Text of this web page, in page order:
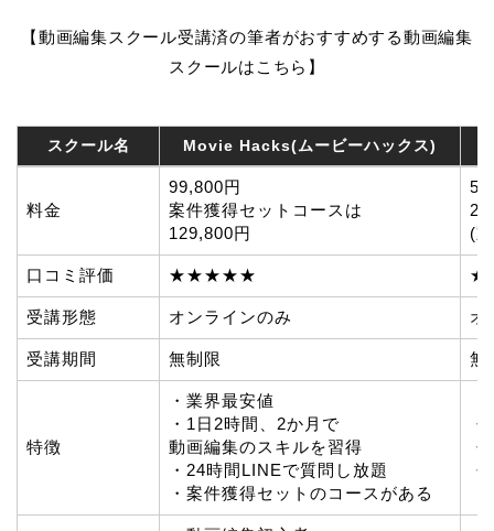
【動画編集スクール受講済の筆者がおすすめする動画編集
スクールはこちら】
スクール名
Movie Hacks(ムービーハックス)
Movie Hacks(ムービーハックス)
料金
99,800円
案件獲得セットコースは
129,800円
(
口コミ評価 ★★★★★
受講形態 オンラインのみ オ
受講期間 無制限 無
特徴
・業界最安値
・1日2時間、2か月で
動画編集のスキルを習得
・24時間LINEで質問し放題
・案件獲得セットのコースがある